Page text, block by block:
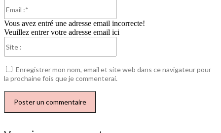
Vous avez entré une adresse email incorrecte!
Veuillez entrer votre adresse email ici
Enregistrer mon nom, email et site web dans ce navigateur pour
la prochaine fois que je commenterai.